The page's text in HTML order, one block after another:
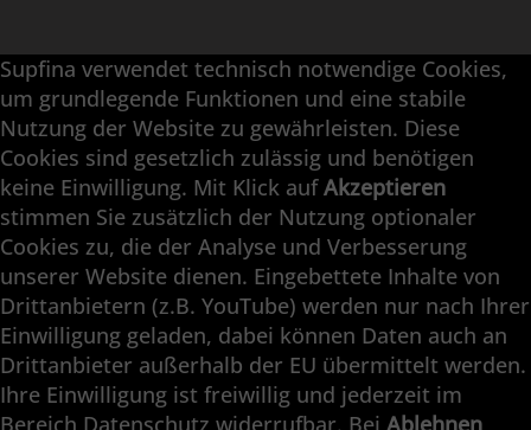
Supfina Anbaugeräte
Supfina Partner Portal
Supfina Grieshaber GmbH & Co. KG
Schmelzegrün 7
77709 Wolfach / Deutschland
+49 7834 866-0
info@supfina.com
Engineering with High Precision
Supfina verwendet technisch notwendige Cookies,
um grundlegende Funktionen und eine stabile
Nutzung der Website zu gewährleisten. Diese
Cookies sind gesetzlich zulässig und benötigen
keine Einwilligung. Mit Klick aufAkzeptieren
stimmen Sie zusätzlich der Nutzung optionaler
Cookies zu, die der Analyse und Verbesserung
unserer Website dienen. Eingebettete Inhalte von
Drittanbietern (z.B. YouTube) werden nur nach Ihrer
Einwilligung geladen, dabei können Daten auch an
Drittanbieter außerhalb der EU übermittelt werden.
Ihre Einwilligung ist freiwillig und jederzeit im
Bereich Datenschutz widerrufbar. Bei Ablehnen